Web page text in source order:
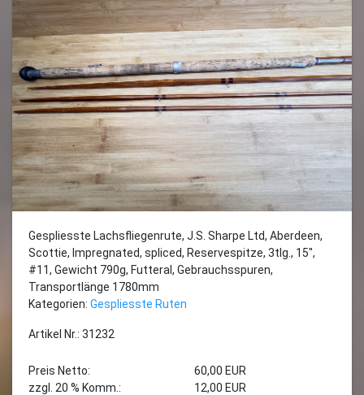
Gespliesste Lachsfliegenrute, J.S. Sharpe Ltd, Aberdeen,
Scottie, Impregnated, spliced, Reservespitze, 3tlg., 15",
#11, Gewicht 790g, Futteral, Gebrauchsspuren,
Transportlänge 1780mm
Kategorien: Gespliesste Ruten
Artikel Nr.: 31232
Preis Netto:
60,00 EUR
zzgl. 20 % Komm.:
12,00 EUR